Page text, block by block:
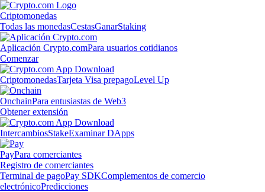
Criptomonedas
Todas las monedasCestasGanarStaking
Aplicación Crypto.comPara usuarios cotidianos
Comenzar
CriptomonedasTarjeta Visa prepagoLevel Up
OnchainPara entusiastas de Web3
Obtener extensión
IntercambiosStakeExaminar DApps
PayPara comerciantes
Registro de comerciantes
Terminal de pagoPay SDKComplementos de comercio
electrónicoPredicciones